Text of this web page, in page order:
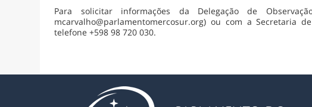
Para solicitar informações da Delegação de
mcarvalho@parlamentomercosur.org) ou com a Secretaria
telefone +598 98 720 030.